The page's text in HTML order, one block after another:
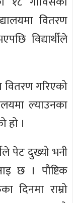
वितरण
विद्यार्थीले
वितरण गरिएको
ल्याउनका
हो ।
पेट दुख्यो भनी
छ । पौष्टिक
दिनमा राम्रो